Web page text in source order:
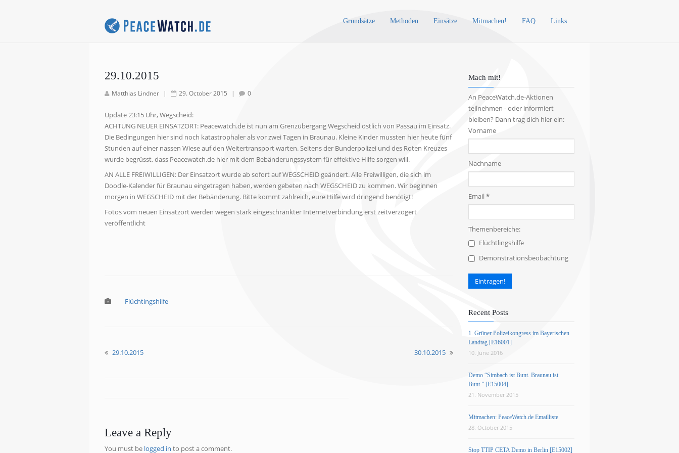
Grundsätze Methoden Einsätze Mitmachen! FAQ Links
29.10.2015
Matthias Lindner | 29. October 2015 | 0
Update 23:15 Uhr, Wegscheid:
ACHTUNG NEUER EINSATZORT: Peacewatch.de ist nun am Grenzübergang Wegscheid östlich von Passau im Einsatz.
Die Bedingungen hier sind noch katastrophaler als vor zwei Tagen in Braunau. Kleine Kinder mussten hier heute fünf
Stunden auf einer nassen Wiese auf den Weitertransport warten. Seitens der Bunderpolizei und des Roten Kreuzes
wurde begrüsst, dass Peacewatch.de hier mit dem Bebänderungssystem für effektive Hilfe sorgen will.
AN ALLE FREIWILLIGEN: Der Einsatzort wurde ab sofort auf WEGSCHEID geändert. Alle Freiwilligen, die sich im
Doodle-Kalender für Braunau eingetragen haben, werden gebeten nach WEGSCHEID zu kommen. Wir beginnen
morgen in WEGSCHEID mit der Bebänderung. Bitte kommt zahlreich, eure Hilfe wird dringend benötigt!
Fotos vom neuen Einsatzort werden wegen stark eingeschränkter Internetverbindung erst zeitverzögert
veröffentlicht
Flüchtingshilfe
29.10.2015 30.10.2015
Leave a Reply
You must be logged in to post a comment.
Mach mit!
An PeaceWatch.de-Aktionen
teilnehmen - oder informiert
bleiben? Dann trag dich hier ein:
Vorname
Nachname
Email*
Themenbereiche:
Flüchtlingshilfe
Demonstrationsbeobachtung
Recent Posts
1. Grüner Polizeikongress im Bayerischen
Landtag [E16001]
10. June 2016
Demo “Simbach ist Bunt. Braunau ist
Bunt.” [E15004]
21. November 2015
Mitmachen: PeaceWatch.de Emailliste
28. October 2015
Stop TTIP CETA Demo in Berlin [E15002]